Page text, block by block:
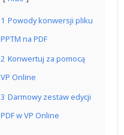
1 Powody konwersji pliku
PPTM na PDF
2 Konwertuj za pomocą
VP Online
3 Darmowy zestaw edycji
PDF w VP Online